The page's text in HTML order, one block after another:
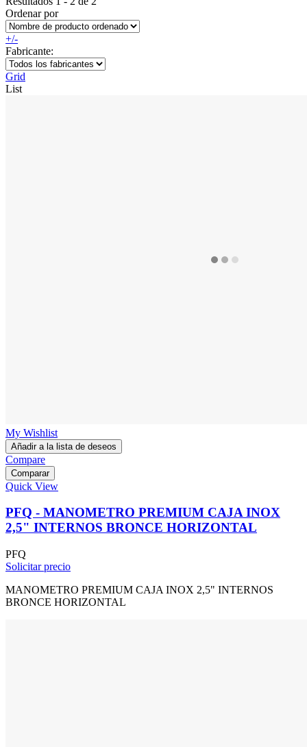
Ordenar por
+/-
Fabricante:
Grid
List
My Wishlist
Añadir a la lista de deseos
Compare
Comparar
Quick View
PFQ - MANOMETRO PREMIUM CAJA INOX
2,5" INTERNOS BRONCE HORIZONTAL
PFQ
Solicitar precio
MANOMETRO PREMIUM CAJA INOX 2,5" INTERNOS
BRONCE HORIZONTAL